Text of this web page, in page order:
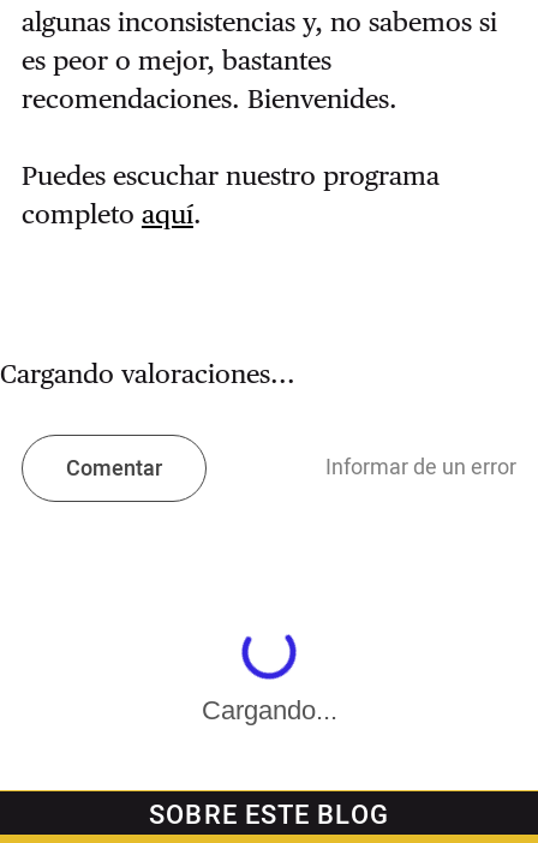
algunas inconsistencias y, no sabemos si
es peor o mejor, bastantes
recomendaciones. Bienvenides.
Puedes escuchar nuestro programa
completo aquí.
Cargando valoraciones...
Comentar Informar de un error
Cargando...
SOBRE ESTE BLOG